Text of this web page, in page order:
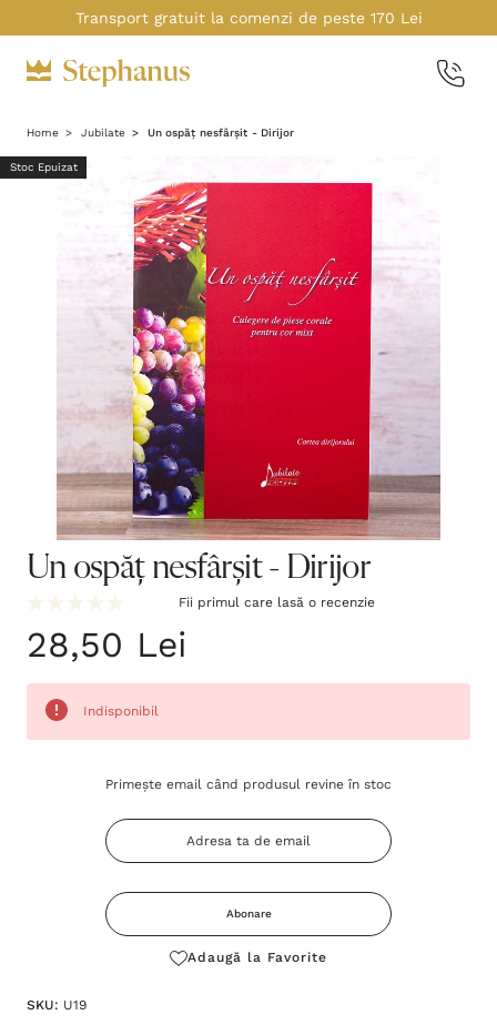
Transport gratuit la comenzi de peste 170 Lei
Home Jubilate Un ospăț nesfârșit - Dirijor
Stoc Epuizat
Un ospăț nesfârșit - Dirijor
Fii primul care lasă o recenzie
28,50 Lei
Indisponibil
Primește email când produsul revine în stoc
Abonare
Adaugă la Favorite
SKU: U19